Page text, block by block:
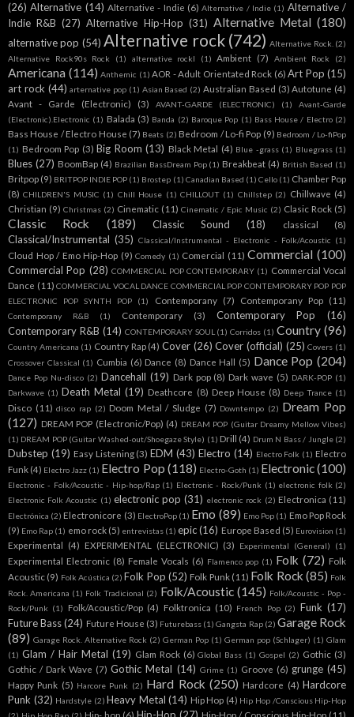
(26) Alternative (14) Alternative - Indie (6) Alternative / Indie (1) Alternative /
Indie R&B (27) Alternative Hip-Hop (31) Alternative Metal (180)
alternative pop (54) Alternative rock (742) Alternative Rock. (2)
Alternative Rock90s Rock
(1) alternative rockl (1) Ambient (7) Ambient Rock (2)
Americana (114) Anthemic (1) AOR - Adult Orientated Rock (6) Art Pop (15)
art rock (44) arternative pop (1) Asian Based (2) Australian Based (3) Autotune (4)
Avant - Garde (Electronic)
(3) AVANT-GARDE (ELECTRONIC) (1)
Avant-Garde
(Electronic).Electronic (1) Balada (3) Banda (2) Baroque Pop (1) Bass House / Electro (2)
Bass House / Electro House (7) Beats (2) Bedroom / Lo-fi Pop (9) Bedroom / Lo-fiPop
(1) Bedroom Pop (3) Big Room (13) Black Metal (4) Blue -grass (1) Bluegrass (1)
Blues (27) BoomBap (4) Brazilian BassDream Pop (1) Breakbeat (4) British Based (1)
Britpop (9) BRITPOP INDIE POP (1) Brostep (1) Canadian Based (1) Cello (1) Chamber Pop
(8) CHILDREN'S MUSIC (1) Chill House (1) CHILLOUT (1) Chillstep (2) Chillwave (4)
Christian (9) Christmas (2) Cinematic (11) Cinematic / Epic Music (2) Clasic Rock (5)
Classic Rock (189) Classic Sound (18) classical (8)
Classical/Instrumental (35) Classical/Instrumental - Electronic - Folk/Acoustic (1)
Cloud Hop / Emo Hip-Hop (9) Comedy (1) Comercial (11) Commercial (100)
Commercial Pop (28) COMMERCIAL POP CONTEMPORARY (1) Commercial Vocal
Dance (11) COMMERCIAL VOCAL DANCE COMMERCIAL POP CONTEMPORARY POP POP
ELECTRONIC POP SYNTH POP
(1) Contemporany (7) Contemporany Pop (11)
Contemporany R&B (1) Contemporary (3) Contemporary Pop
(16)
Contemporary R&B (14) CONTEMPORARY SOUL (1) Corridos (1) Country (96)
Country Americana (1) Country Rap (4) Cover (26) Cover (official) (25) Covers (1)
Crossover Classical (1) Cumbia (6) Dance (8) Dance Hall (5) Dance Pop (204)
Dance Pop Nu-disco (2) Dancehall (19) Dark pop (8) Dark wave (5) DARK-POP (1)
Darkwave (1) Death Metal (19) Deathcore (8) Deep House (8) Deep Trance (1)
Disco (11) disco rap (2) Doom Metal / Sludge (7) Downtempo (2) Dream Pop
(127) DREAM POP (Electronic/Pop) (4) DREAM POP (Guitar Dreamy Mellow Vibes)
(1) DREAM POP (Guitar Washed-out/Shoegaze Style) (1) Drill (4) Drum N Bass / Jungle (2)
Dubstep (19) Easy Listening (3) EDM (43) Electro (14) Electro Folk (1) Electro
Funk (4) Electro Jazz (1) Electro Pop (118) Electro-Goth (1) Electronic(100)
Electronic - Folk/Acoustic - Hip-hop/Rap (1) Electronic - Rock/Punk (1) electronic folk (2)
Electronic Folk Acoustic (1) electronic pop (31) electronic rock (2) Electronica (11)
Electrónica (2) Electronicore (3) ElectroPop (1) Emo (89) Emo Pop (1) Emo Pop Rock
(9) Emo Rap (1) emo rock (5) entrevistas (1) epic (16) Europe Based (5) Eurovision (1)
Experimental (4) EXPERIMENTAL (ELECTRONIC) (3) Experimental (General) (1)
Experimental Electronic (8) Female Vocals (6) Flamenco pop (1) Folk (72) Folk
Acoustic (9) Folk Acústica (2) Folk Pop (52) Folk Punk (11) Folk Rock (85) Folk
Rock. Americana (1) Folk Tradicional (2) Folk/Acoustic (145) Folk/Acoustic - Pop -
Rock/Punk (1) Folk/Acoustic/Pop (4) Folktronica (10) French Pop (2) Funk (17)
Future Bass (24) Future House (3) Futurebass (1) Gangsta Rap (2) Garage Rock
(89) Garage Rock. Alternative Rock (2) German Pop (1) German pop (Schlager) (1) Glam
(1) Glam / Hair Metal (19) Glam Rock (6) Global Bass (1) Gospel (2) Gothic (3)
Gothic / Dark Wave (7) Gothic Metal (14) Grime (1) Groove (6) grunge (45)
Happy Punk (5) Harcore Punk (2) Hard Rock (250) Hardcore (4) Hardcore
Punk (32) Hardstyle (2) Heavy Metal (14) Hip Hop (4) Hip Hop /Conscious Hip-Hop
Hip- hop (6) Hip-Hop / Conscious Hip-Hop (11)